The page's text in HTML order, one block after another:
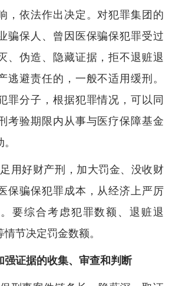
，依法作出决定。对犯罪集团的
骗保人、曾因医保骗保犯罪受过
、伪造、隐藏证据，拒不退赃退
逃避责任的，一般不适用缓刑。
罪分子，根据犯罪情况，可以同
考验期限内从事与医疗保障基金
好财产刑，加大罚金、没收财
保骗保犯罪成本，从经济上严厉
要综合考虑犯罪数额、退赃退
节决定罚金数额。
证据的收集、审查和判断